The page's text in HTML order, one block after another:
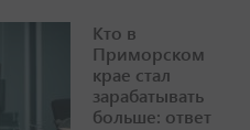
Кто в
Приморском
крае стал
зарабатывать
больше: ответ